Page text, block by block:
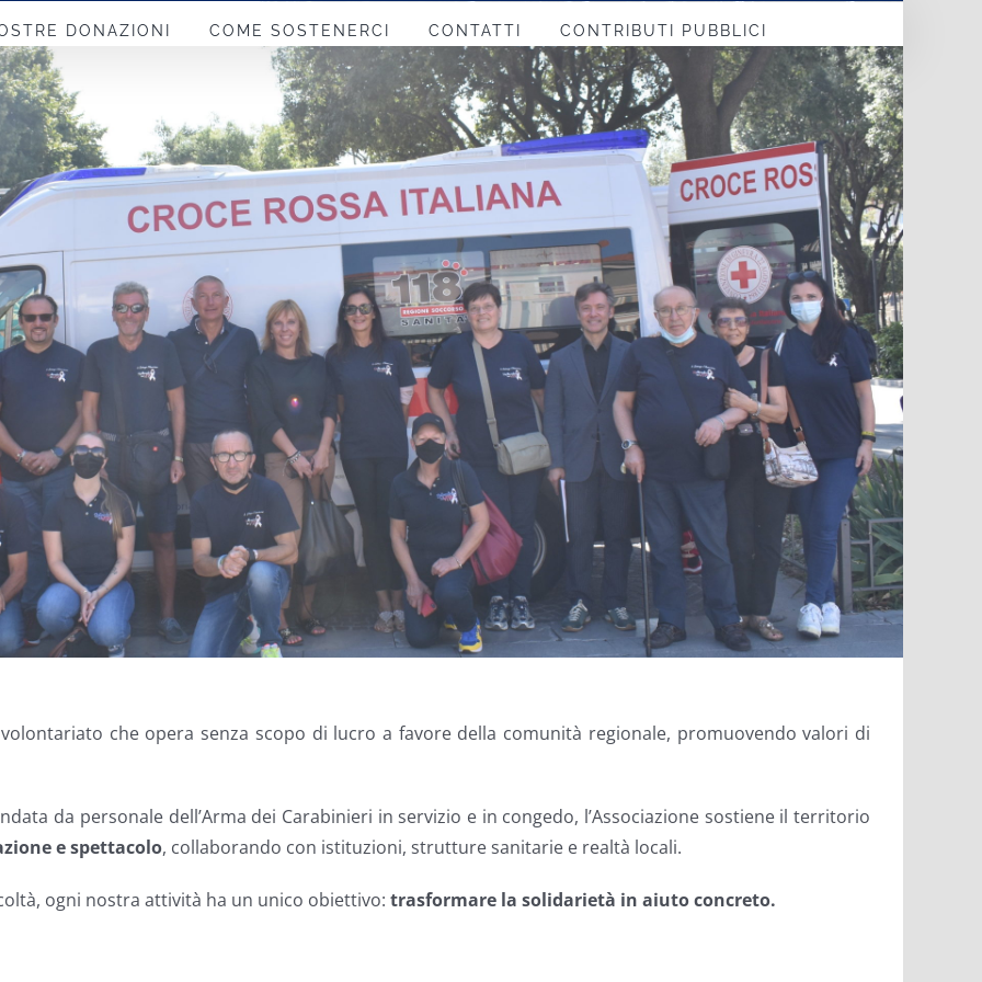
DONAZIONI COME SOSTENERCI CONTATTI CONTRIBUTI PUBBLICI
che opera senza scopo di lucro a favore della comunità regionale, promuovendo valori di
da personale dell’Arma dei Carabinieri in servizio e in congedo, l’Associazione sostiene il territorio
e spettacolo, collaborando con istituzioni, strutture sanitarie e realtà locali.
ogni nostra attività ha un unico obiettivo: trasformare la solidarietà in aiuto concreto.